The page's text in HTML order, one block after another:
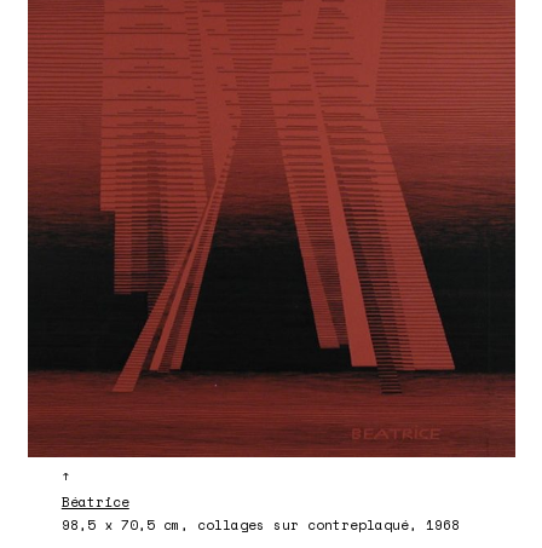
↑
Béatrice
98,5 x 70,5 cm, collages sur contreplaqué, 1968